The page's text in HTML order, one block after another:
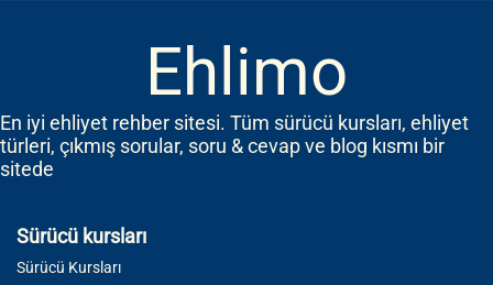
Ehlimo
En iyi ehliyet rehber sitesi. Tüm sürücü kursları, ehliyet
türleri, çıkmış sorular, soru & cevap ve blog kısmı bir
sitede
Sürücü kursları
Sürücü Kursları